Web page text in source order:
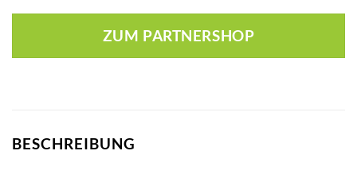
ZUM PARTNERSHOP
BESCHREIBUNG